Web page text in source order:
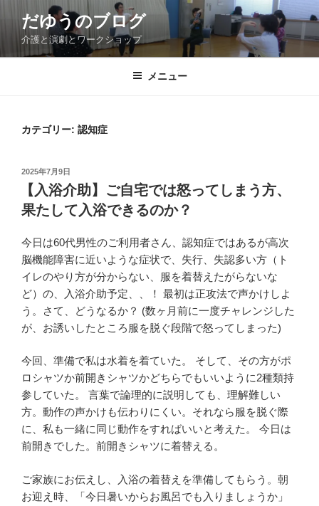
ン
だゆうのブログ
介護と演劇とワークショップ
メニュー
カテゴリー: 認知症
投
日:
2025年7月9日
【入浴介助】ご自宅では怒ってしまう方、
果たして入浴できるのか？
今日は60代男性のご利用者さん、認知症ではあるが高次
脳機能障害に近いような症状で、失行、失認多い方（ト
イレのやり方が分からない、服を着替えたがらないな
ど）の、入浴介助予定、、！ 最初は正攻法で声かけしよ
う。さて、どうなるか？ (数ヶ月前に一度チャレンジした
が、お誘いしたところ服を脱ぐ段階で怒ってしまった)
今回、準備で私は水着を着ていた。 そして、その方がポ
ロシャツか前開きシャツかどちらでもいいように2種類持
参していた。 言葉で論理的に説明しても、理解難しい
方。動作の声かけも伝わりにくい。それなら服を脱ぐ際
に、私も一緒に同じ動作をすればいいと考えた。 今日は
前開きでした。前開きシャツに着替える。
ご家族にお伝えし、入浴の着替えを準備してもらう。朝
お迎え時、「今日暑いからお風呂でも入りましょうか」